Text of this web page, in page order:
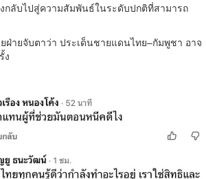
กลับไปสู่ความสัมพันธ์ในระดับปกติที่สามารถ
ฝ่ายจับตาว่า ประเด็นชายแดนไทย–กัมพูชา อาจ
ง